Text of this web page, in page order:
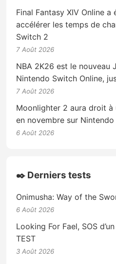
Final Fantasy XIV Online
accélérer les temps de
Switch 2
7 Août 2026
NBA 2K26 est le nouveau
Nintendo Switch Online,
7 Août 2026
Moonlighter 2 aura droit à
en novembre sur
6 Août 2026
✒️ Derniers tests
Onimusha: Way of the
6 Août 2026
Looking For Fael, SOS
TEST
3 Août 2026